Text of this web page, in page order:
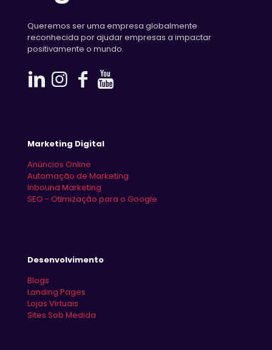
Queremos ser uma empresa globalmente
reconhecida por ajudar empresas a impactar
positivamente o mundo.
Marketing Digital
Anúncios Online
Automação de Marketing
Inbound Marketing
SEO - Otimização para o Google
Desenvolvimento
Blogs
Landing Pages
Lojas Virtuais
Sites Sob Medida